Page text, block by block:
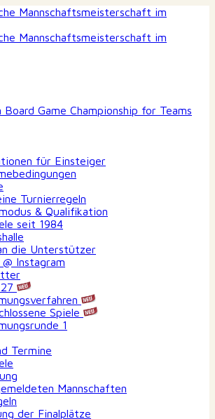
Board Game Championship for Teams
für Einsteiger
Turnierregeln
& Qualifikation
seit 1984
die Unterstützer
Instagram
Spiele
1
Termine
Mannschaften
der Finalplätze